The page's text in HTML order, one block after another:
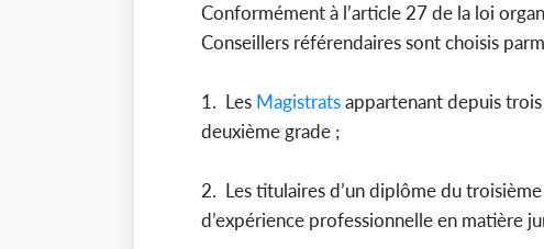
Conformément à l’article 27 de la loi
Conseillers référendaires sont choisis
1. Les Magistratsappartenant depuis
deuxième grade ;
2. Les titulaires d’un diplôme du
d’expérience professionnelle en matière